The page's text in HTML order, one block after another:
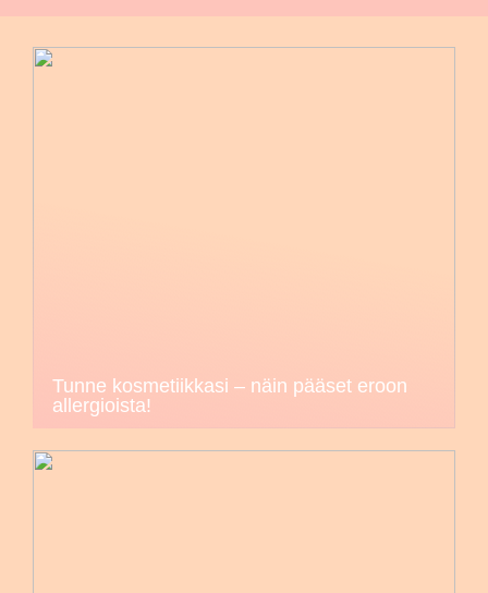
Tunne kosmetiikkasi – näin pääset eroon
allergioista!